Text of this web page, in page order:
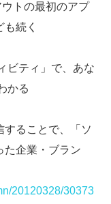
トの最初のアプ
続く
ビティ」で、あな
かる
することで、「ソ
た企業・ブラン
20120328/30373